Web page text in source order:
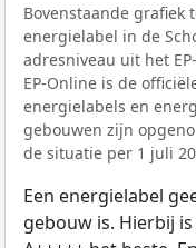
Bovenstaande grafiek
energielabel in de
adresniveau uit het
EP-Online is de
energielabels en
gebouwen zijn
de situatie per 1 juli
Een energielabel
gebouw is. Hierbij